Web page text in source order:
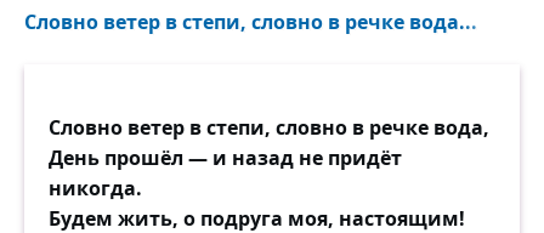
Словно ветер в степи, словно в речке вода...
Словно ветер в степи, словно в речке вода,
День прошёл — и назад не придёт
никогда.
Будем жить, о подруга моя, настоящим!